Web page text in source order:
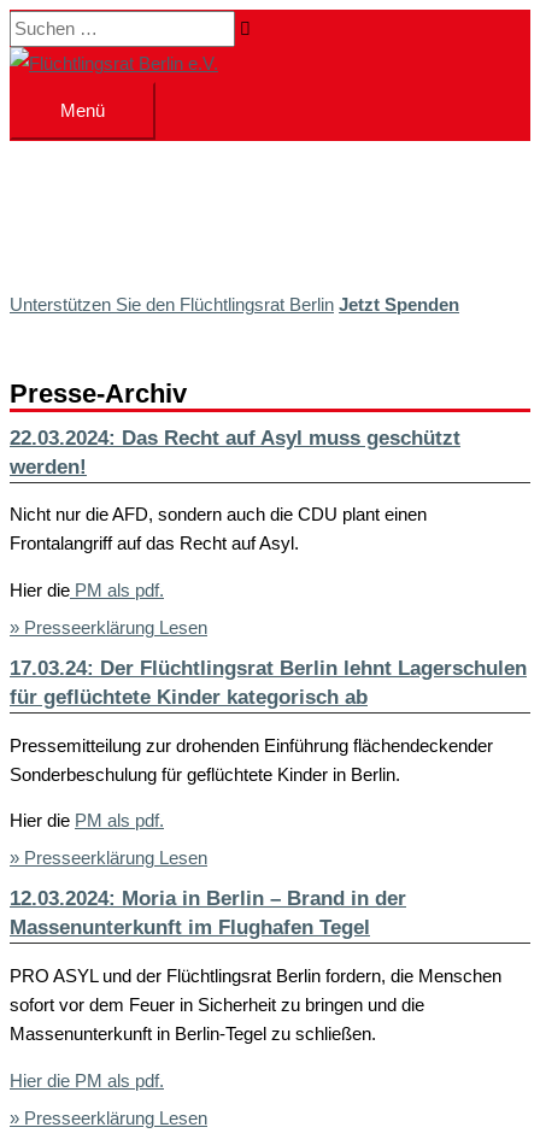
Zum
Inhalt
Suchen …
Menü
Menü
Unterstützen Sie den Flüchtlingsrat Berlin Jetzt Spenden
Presse-Archiv
22.03.2024: Das Recht auf Asyl muss geschützt
werden!
Nicht nur die AFD, sondern auch die CDU plant einen
Frontalangriff auf das Recht auf Asyl.
Hier die PM als pdf.
» Presseerklärung Lesen
17.03.24: Der Flüchtlingsrat Berlin lehnt Lagerschulen
für geflüchtete Kinder kategorisch ab
Pressemitteilung zur drohenden Einführung flächendeckender
Sonderbeschulung für geflüchtete Kinder in Berlin.
Hier die PM als pdf.
» Presseerklärung Lesen
12.03.2024: Moria in Berlin – Brand in der
Massenunterkunft im Flughafen Tegel
PRO ASYL und der Flüchtlingsrat Berlin fordern, die Menschen
sofort vor dem Feuer in Sicherheit zu bringen und die
Massenunterkunft in Berlin-Tegel zu schließen.
Hier die PM als pdf.
» Presseerklärung Lesen